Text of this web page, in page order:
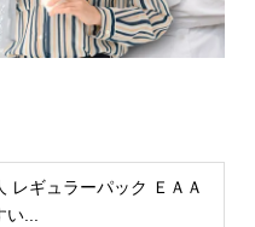
レギュラーパック ＥＡＡ
...